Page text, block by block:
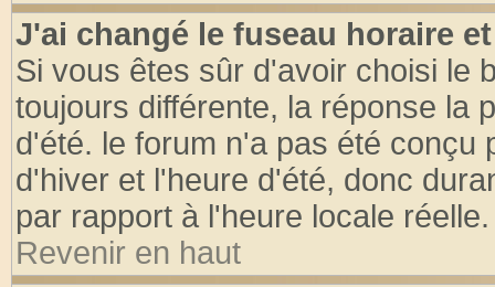
J'ai changé le fuseau horaire
Si vous êtes sûr d'avoir choisi le
toujours différente, la réponse la
d'été. le forum n'a pas été conçu
d'hiver et l'heure d'été, donc
par rapport à l'heure locale réelle.
Revenir en haut